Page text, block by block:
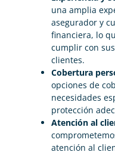
una amplia
asegurador y
financiera, lo
cumplir con
clientes.
Cobertura
opciones de
necesidades
protección
Atención al
atención al